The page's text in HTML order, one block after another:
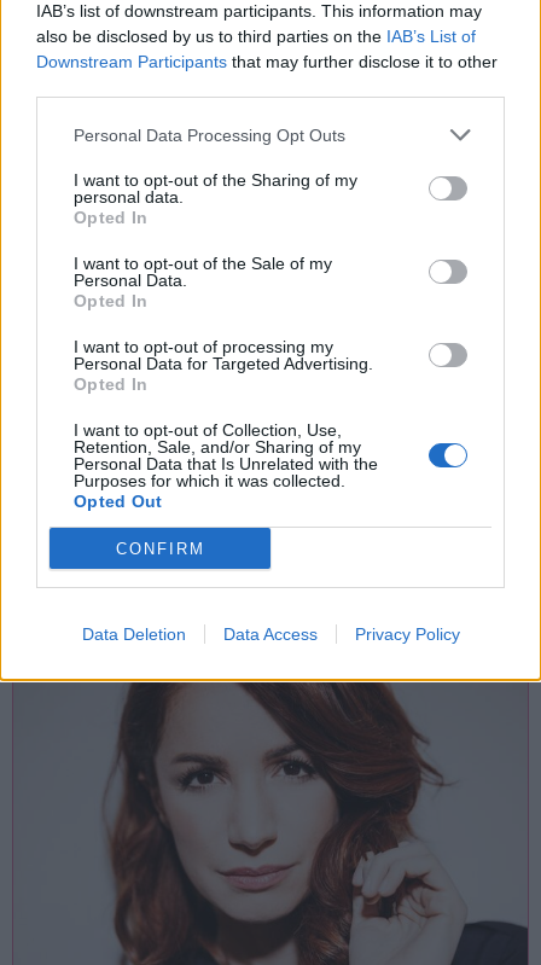
IAB’s list of downstream participants. This information may
also be disclosed by us to third parties on the IAB’s List of
Downstream Participants that may further disclose it to other
Personal Data Processing Opt Outs
I want to opt-out of the Sharing of my
personal data.
Opted In
I want to opt-out of the Sale of my
Personal Data.
Opted In
I want to opt-out of processing my
Personal Data for Targeted Advertising.
Opted In
I want to opt-out of Collection, Use,
Retention, Sale, and/or Sharing of my
Personal Data that Is Unrelated with the
Purposes for which it was collected.
Opted Out
CONFIRM
Data Deletion Data Access Privacy Policy
SPETTACOLI
02 Dicembre 2022
“Il Padre della Sposa” in scena al
Teatro Manzoni di Busto Arsizio
Busto Arsizio
Teatro Manzoni